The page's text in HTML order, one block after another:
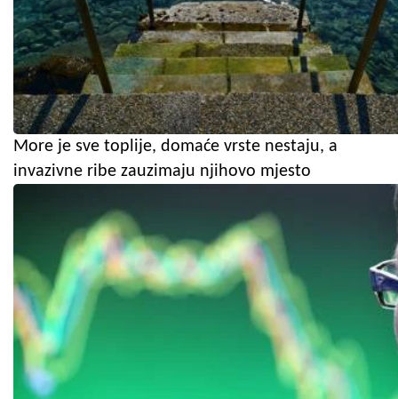
More je sve toplije, domaće vrste nestaju, a
invazivne ribe zauzimaju njihovo mjesto